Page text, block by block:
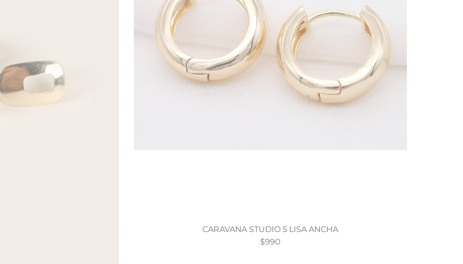
CARAVANA STUDIO 5 LISA ANCHA
$990